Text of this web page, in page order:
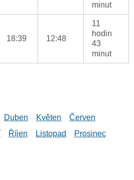
minut
18:39 12:48
11
hodin
43
minut
Duben Květen
Červen
Říjen Listopad Prosinec